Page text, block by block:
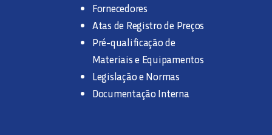
Fornecedores
Atas de Registro de Preços
Pré-qualificação de
Materiais e Equipamentos
Legislação e Normas
Documentação Interna